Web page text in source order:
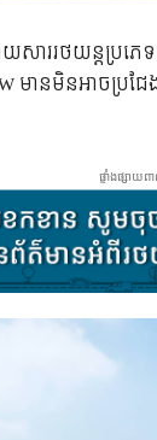
យ​សារ​រថយន្ត​ប្រ
មាន​មិន​អាច​ប្រ
ផ្ទាំងផ្សាយព